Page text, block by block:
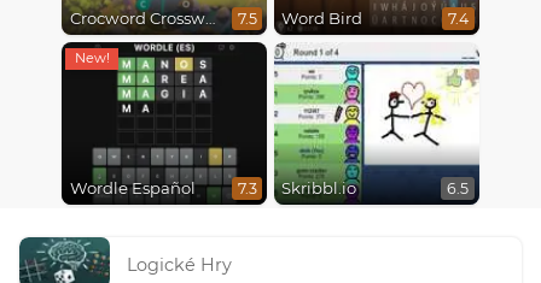
Crocword Crossword 7.5 Word Bird 7.4
Wordle Español 7.3 Skribbl.io 6.5
Logické Hry